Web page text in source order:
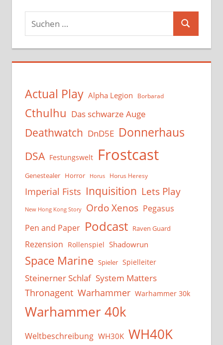
Suchen
Suchen
Actual Play Alpha Legion Borbarad
Cthulhu Das schwarze Auge
Deathwatch DnD5E Donnerhaus
DSA Festungswelt Frostcast
Genestealer Horror Horus Horus Heresy
Imperial Fists Inquisition Lets Play
New Hong Kong Story Ordo Xenos Pegasus
Pen and Paper Podcast Raven Guard
Rezension Rollenspiel Shadowrun
Space Marine Spieler Spielleiter
Steinerner Schlaf System Matters
Thronagent Warhammer Warhammer 30k
Warhammer 40k
Weltbeschreibung WH30K WH40K